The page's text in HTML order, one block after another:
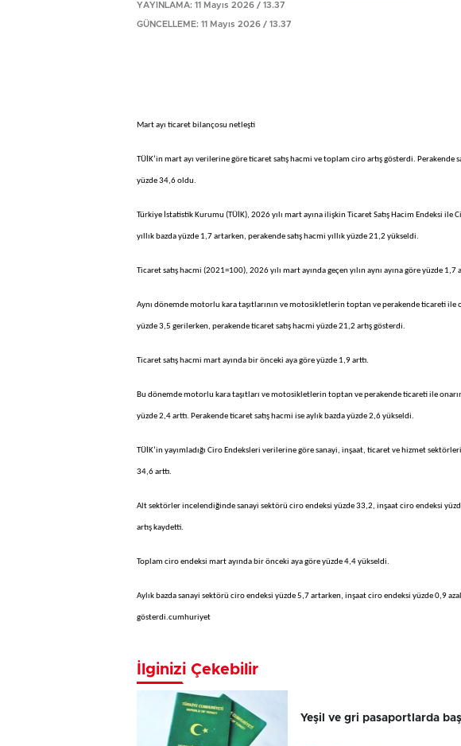
YAYINLAMA: 11 Mayıs 2026 / 13.37
GÜNCELLEME: 11 Mayıs 2026 / 13.37
Mart ayı ticaret bilançosu netleşti
TÜİK’in mart ayı verilerine göre ticaret satış hacmi ve toplam ciro artış gösterdi.
yüzde 34,6 oldu.
Türkiye İstatistik Kurumu (TÜİK), 2026 yılı mart ayına ilişkin Ticaret Satış Hacim Endeksi
yıllık bazda yüzde 1,7 artarken, perakende satış hacmi yıllık yüzde 21,2 yükseldi.
Ticaret satış hacmi (2021=100), 2026 yılı mart ayında geçen yılın aynı ayına göre yüzde 1,7
Aynı dönemde motorlu kara taşıtlarının ve motosikletlerin toptan ve perakende ticareti ile
yüzde 3,5 gerilerken, perakende ticaret satış hacmi yüzde 21,2 artış gösterdi.
Ticaret satış hacmi mart ayında bir önceki aya göre yüzde 1,9 arttı.
Bu dönemde motorlu kara taşıtları ve motosikletlerin toptan ve perakende ticareti ile
yüzde 2,4 arttı. Perakende ticaret satış hacmi ise aylık bazda yüzde 2,6 yükseldi.
TÜİK’in yayımladığı Ciro Endeksleri verilerine göre sanayi, inşaat, ticaret ve hizmet
34,6 arttı.
Alt sektörler incelendiğinde sanayi sektörü ciro endeksi yüzde 33,2, inşaat ciro endeksi
artış kaydetti.
Toplam ciro endeksi mart ayında bir önceki aya göre yüzde 4,4 yükseldi.
Aylık bazda sanayi sektörü ciro endeksi yüzde 5,7 artarken, inşaat ciro endeksi yüzde 0,9
gösterdi.cumhuriyet
İlginizi Çekebilir
Yeşil ve gri pasaportlarda